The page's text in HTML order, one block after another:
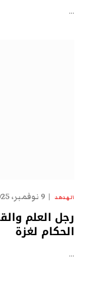
…
الهدهد 9 نوفمبر، 2025
رجل العلم
الحكام لغزة
…